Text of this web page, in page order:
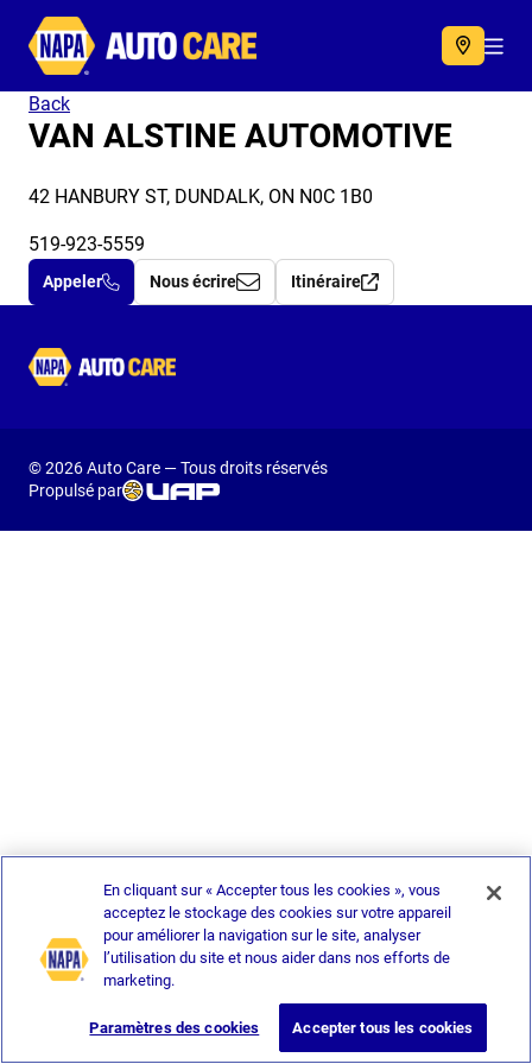
Autocare
Back
VAN ALSTINE AUTOMOTIVE
42 HANBURY ST, DUNDALK, ON N0C 1B0
519-923-5559
Appeler Nous écrire Itinéraire
Autocare
© 2026 Auto Care — Tous droits réservés
Propulsé par
En cliquant sur « Accepter tous les cookies », vous
acceptez le stockage des cookies sur votre appareil
pour améliorer la navigation sur le site, analyser
l’utilisation du site et nous aider dans nos efforts de
marketing.
Paramètres des cookies Accepter tous les cookies